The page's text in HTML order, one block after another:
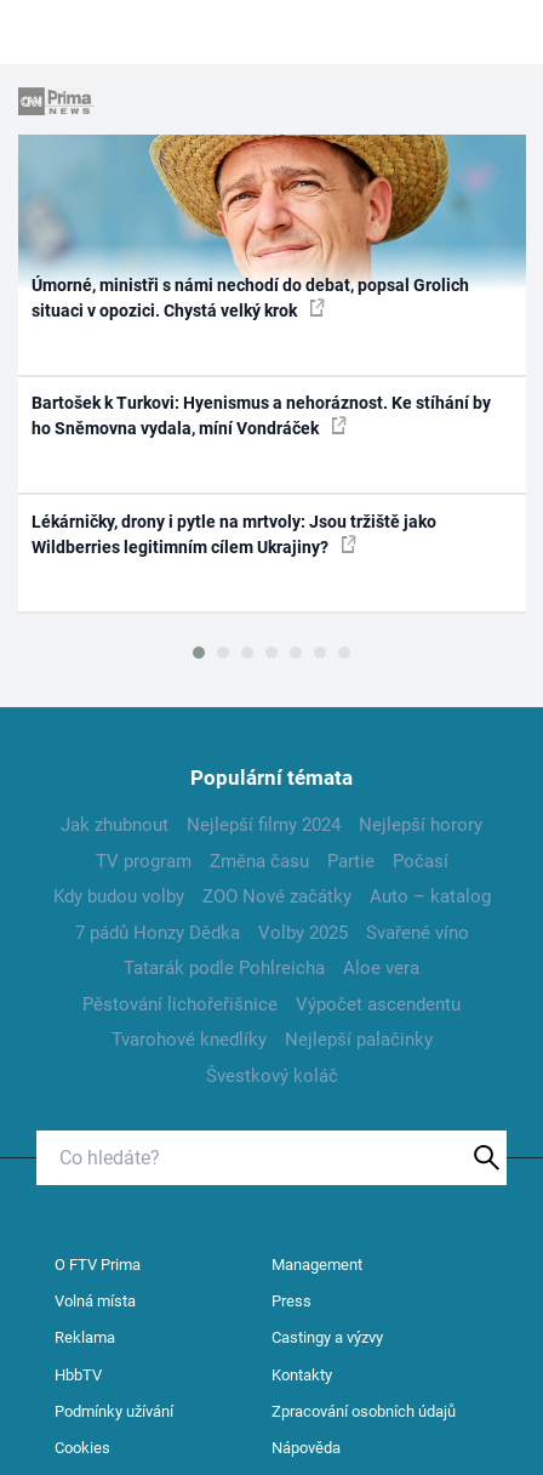
Úmorné, ministři s námi nechodí do debat, popsal Grolich
situaci v opozici. Chystá velký krok
Bartošek k Turkovi: Hyenismus a nehoráznost. Ke stíhání by
ho Sněmovna vydala, míní Vondráček
Lékárničky, drony i pytle na mrtvoly: Jsou tržiště jako
Wildberries legitimním cílem Ukrajiny?
Populární témata
Jak zhubnout Nejlepší filmy 2024
Nejlepší horory
TV program
Změna času Partie
Počasí
Kdy budou volby
ZOO Nové začátky
Auto – katalog
7 pádů Honzy Dědka
Volby 2025
Svařené víno
Tatarák podle Pohlreicha
Aloe vera
Pěstování lichořeřišnice
Výpočet ascendentu
Tvarohové knedlíky
Nejlepší palačinky
Švestkový koláč
O FTV Prima Management
Volná místa Press
Reklama Castingy a výzvy
HbbTV Kontakty
Podmínky užívání Zpracování osobních údajů
Cookies Nápověda